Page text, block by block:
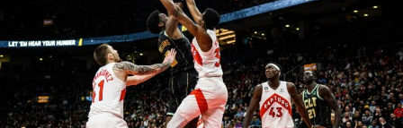
FUTEBOL NACIONAL
FUTEBOL INTERNACIONAL
COMO APOSTAR